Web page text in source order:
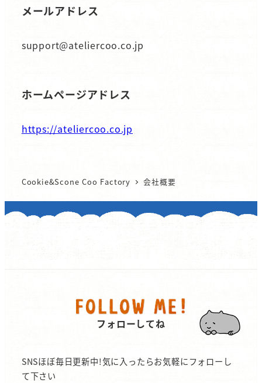
メールアドレス
support@ateliercoo.co.jp
ホームページアドレス
https://ateliercoo.co.jp
Cookie&Scone Coo Factory 会社概要
フォローしてね
SNSほぼ毎日更新中!気に入ったらお気軽にフォローし
て下さい